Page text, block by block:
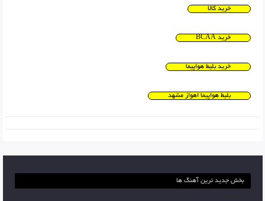
خرید کالا
خرید BCAA
خرید بلیط هواپیما
بلیط هواپیما اهواز مشهد
بخش جدید ترین آهنگ ها